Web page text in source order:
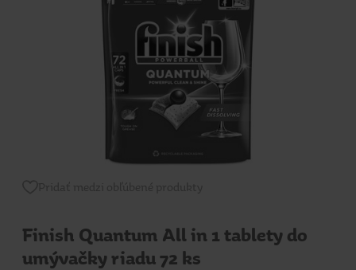
Finish Quantum All in 1 tablety do
umývačky riadu 72 ks